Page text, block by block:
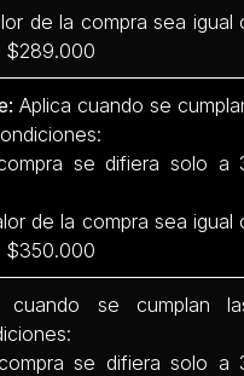
de la compra sea igual
$289.000
Aplica cuando se
se difiera solo a
de la compra sea igual
$350.000
cuando se cumplan
se difiera solo a